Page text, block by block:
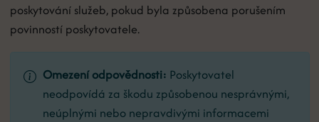
poskytování služeb, pokud byla způsobena porušením
povinností poskytovatele.
Omezení odpovědnosti: Poskytovatel
neodpovídá za škodu způsobenou nesprávnými,
neúplnými nebo nepravdivými informacemi